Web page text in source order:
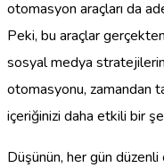
otomasyon araçları da
Peki, bu araçlar
sosyal medya
otomasyonu, zamandan
içeriğinizi daha etkili bir
Düşünün, her gün